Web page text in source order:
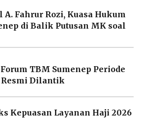
A. Fahrur Rozi, Kuasa Hukum
di Balik Putusan MK soal
TBM Sumenep Periode
Resmi Dilantik
Kepuasan Layanan Haji 2026